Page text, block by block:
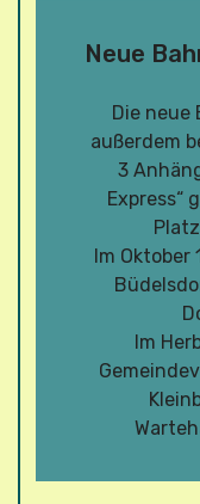
Neue
Die neue
außerdem
3
Express“
Im Oktober
Im